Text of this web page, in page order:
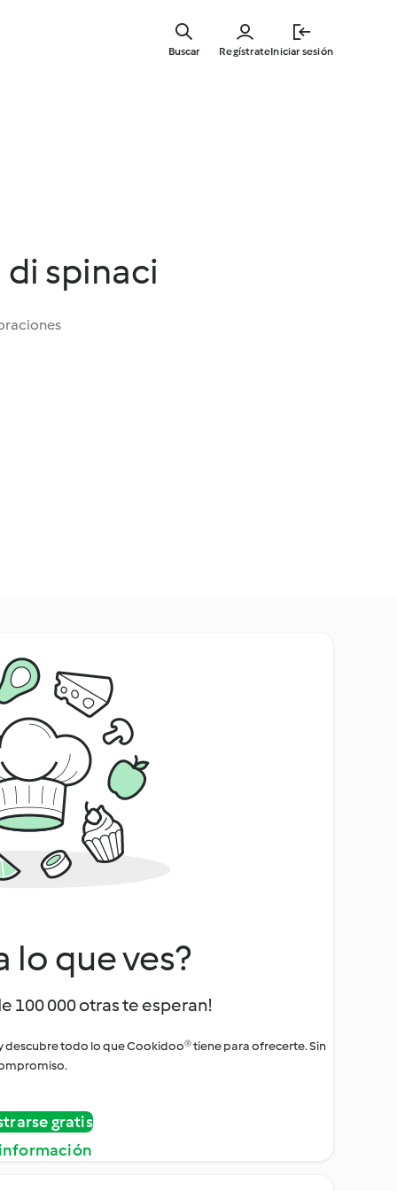
RegístrateIniciar sesión
Buscar
spinaci
lo que ves?
100 000 otras te esperan!
descubre todo lo que Cookidoo® tiene para ofrecerte. Sin
gratis